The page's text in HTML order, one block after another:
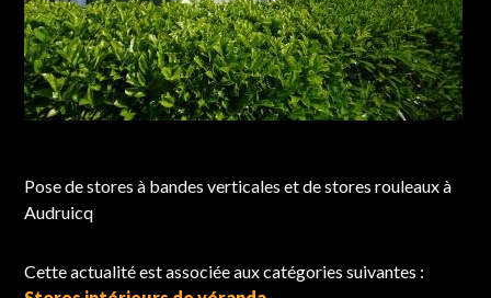
Pose de stores à bandes verticales et de stores rouleaux à
Audruicq
Cette actualité est associée aux catégories suivantes :